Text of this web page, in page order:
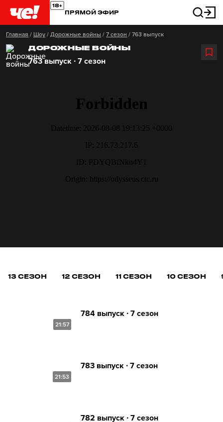
ПРЯМОЙ ЭФИР
Главная / Шоу / Дорожные войны / 7 сезон / 763 выпуск
ДОРОЖНЫЕ ВОЙНЫ
763 выпуск ∙ 7 сезон
13 СЕЗОН 12 СЕЗОН 11 СЕЗОН 10 СЕЗОН
21:57
784 выпуск ∙ 7 сезон
21:53
783 выпуск ∙ 7 сезон
782 выпуск ∙ 7 сезон